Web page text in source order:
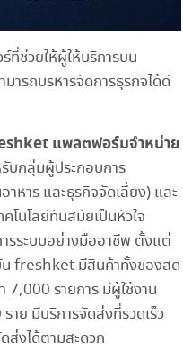
ช่วยให้ผู้ให้บริการบน
ารถบริหารจัดการธุรกิจได้ดี
แพลตฟอร์มจำหน่าย
บกลุ่มผู้ประกอบการ
าหาร และธุรกิจจัดเลี้ยง) และ
โนโลยีทันสมัยเป็นหัวใจ
รระบบอย่างมืออาชีพ ตั้งแต่
freshket มีสินค้าทั้งของสด
7,000 รายการ มีผู้ใช้งาน
าย มีบริการจัดส่งที่รวดเร็ว
ส่งได้ตามสะดวก